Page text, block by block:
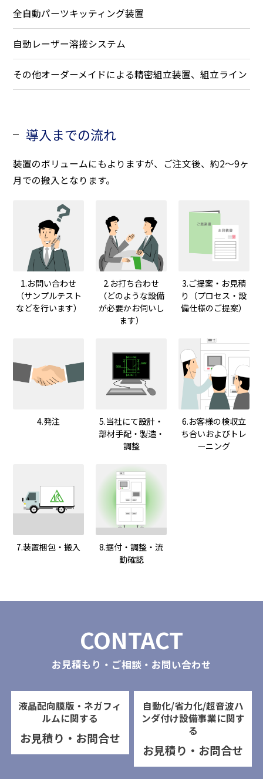
全自動パーツキッティング装置
自動レーザー溶接システム
その他オーダーメイドによる精密組立装置、組立ライン
導入までの流れ
装置のボリュームにもよりますが、ご注文後、約2～9ヶ
月での搬入となります。
1.お問い合わせ
（サンプルテスト
などを行います）
2.お打ち合わせ
（どのような設備
が必要かお伺いし
ます）
3.ご提案・お見積
り（プロセス・設
備仕様のご提案）
4.発注
5.当社にて設計・
部材手配・製造・
調整
6.お客様の検収立
ち合いおよびトレ
ーニング
7.装置梱包・搬入
8.据付・調整・流
動確認
CONTACT
お見積もり・ご相談・お問い合わせ
液晶配向膜版・ネガフィ
ルムに関する
お見積り・お問合せ
自動化/省力化/超音波ハ
ンダ付け設備事業に関す
る
お見積り・お問合せ